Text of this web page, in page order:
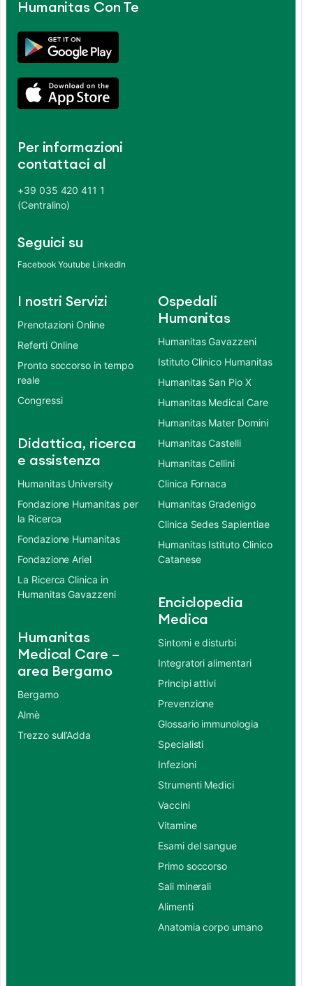
Humanitas Con Te
Per informazioni
contattaci al
+39 035 420 411 1
(Centralino)
Seguici su
Facebook Youtube LinkedIn
I nostri Servizi
Prenotazioni Online
Referti Online
Pronto soccorso in tempo
reale
Congressi
Didattica, ricerca
e assistenza
Humanitas University
Fondazione Humanitas per
la Ricerca
Fondazione Humanitas
Fondazione Ariel
La Ricerca Clinica in
Humanitas Gavazzeni
Humanitas
Medical Care –
area Bergamo
Bergamo
Almè
Trezzo sull’Adda
Ospedali
Humanitas
Humanitas Gavazzeni
Istituto Clinico Humanitas
Humanitas San Pio X
Humanitas Medical Care
Humanitas Mater Domini
Humanitas Castelli
Humanitas Cellini
Clinica Fornaca
Humanitas Gradenigo
Clinica Sedes Sapientiae
Humanitas Istituto Clinico
Catanese
Enciclopedia
Medica
Sintomi e disturbi
Integratori alimentari
Principi attivi
Prevenzione
Glossario immunologia
Specialisti
Infezioni
Strumenti Medici
Vaccini
Vitamine
Esami del sangue
Primo soccorso
Sali minerali
Alimenti
Anatomia corpo umano